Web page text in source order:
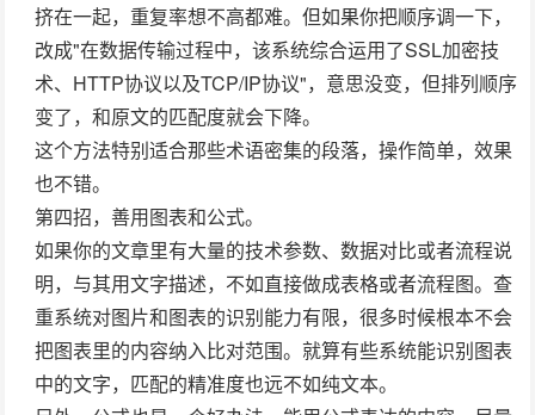
挤在一起，重复率想不高都难。但如果你把顺序调一下，
改成"在数据传输过程中，该系统综合运用了SSL加密技
术、HTTP协议以及TCP/IP协议"，意思没变，但排列顺序
变了，和原文的匹配度就会下降。
这个方法特别适合那些术语密集的段落，操作简单，效果
也不错。
第四招，善用图表和公式。
如果你的文章里有大量的技术参数、数据对比或者流程说
明，与其用文字描述，不如直接做成表格或者流程图。查
重系统对图片和图表的识别能力有限，很多时候根本不会
把图表里的内容纳入比对范围。就算有些系统能识别图表
中的文字，匹配的精准度也远不如纯文本。